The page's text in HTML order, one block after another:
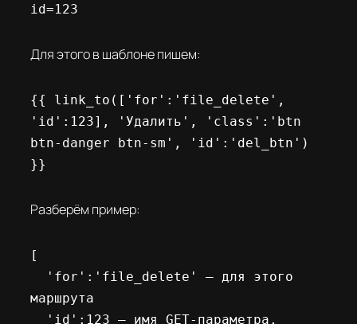
id=123
Для этого в шаблоне пишем:
{{ link_to(['for':'file_delete',
'id':123], 'Удалить', 'class':'btn
btn-danger btn-sm', 'id':'del_btn')
}}
Разберём пример:
[
маршрута